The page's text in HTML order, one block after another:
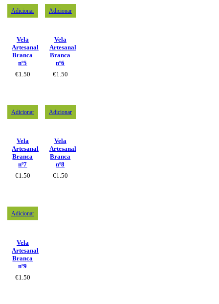
Adicionar
Vela
Artesanal
Branca
nº5
€1.50
Adicionar
Vela
Artesanal
Branca
nº6
€1.50
Adicionar
Vela
Artesanal
Branca
nº7
€1.50
Adicionar
Vela
Artesanal
Branca
nº8
€1.50
Adicionar
Vela
Artesanal
Branca
nº9
€1.50